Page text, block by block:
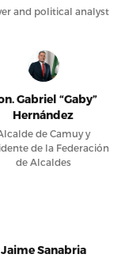
and political analyst
Gabriel “Gaby”
Hernández
de Camuy y
de la Federación
de Alcaldes
Jaime Sanabria